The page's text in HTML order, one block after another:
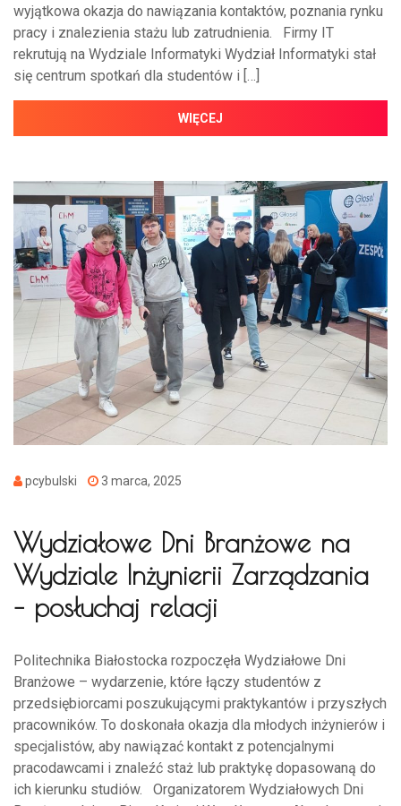
wyjątkowa okazja do nawiązania kontaktów, poznania rynku
pracy i znalezienia stażu lub zatrudnienia. Firmy IT
rekrutują na Wydziale Informatyki Wydział Informatyki stał
się centrum spotkań dla studentów i […]
WIĘCEJ
pcybulski 3 marca, 2025
Wydziałowe Dni Branżowe na
Wydziale Inżynierii Zarządzania
– posłuchaj relacji
Politechnika Białostocka rozpoczęła Wydziałowe Dni
Branżowe – wydarzenie, które łączy studentów z
przedsiębiorcami poszukującymi praktykantów i przyszłych
pracowników. To doskonała okazja dla młodych inżynierów i
specjalistów, aby nawiązać kontakt z potencjalnymi
pracodawcami i znaleźć staż lub praktykę dopasowaną do
ich kierunku studiów. Organizatorem Wydziałowych Dni